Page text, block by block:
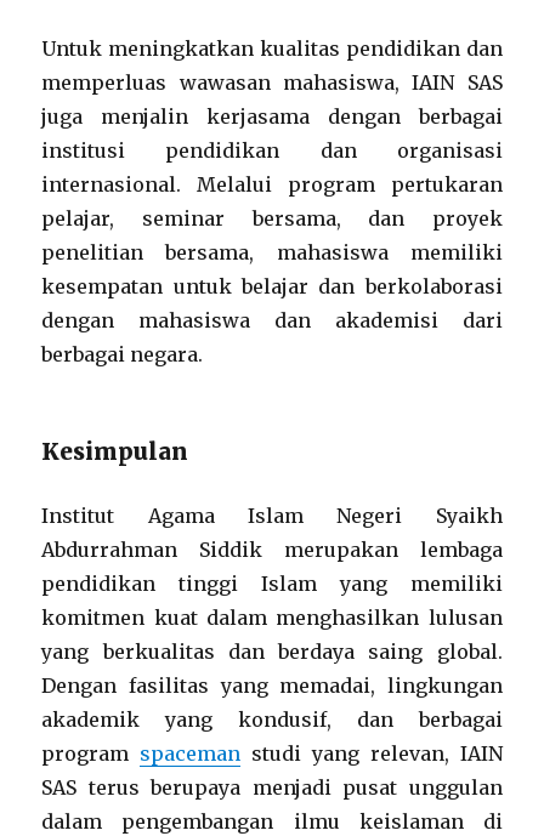
Untuk meningkatkan kualitas pendidikan dan
memperluas wawasan mahasiswa, IAIN SAS
juga menjalin kerjasama dengan berbagai
institusi pendidikan dan organisasi
internasional. Melalui program pertukaran
pelajar, seminar bersama, dan proyek
penelitian bersama, mahasiswa memiliki
kesempatan untuk belajar dan berkolaborasi
dengan mahasiswa dan akademisi dari
berbagai negara.
Kesimpulan
Institut Agama Islam Negeri Syaikh
Abdurrahman Siddik merupakan lembaga
pendidikan tinggi Islam yang memiliki
komitmen kuat dalam menghasilkan lulusan
yang berkualitas dan berdaya saing global.
Dengan fasilitas yang memadai, lingkungan
akademik yang kondusif, dan berbagai
program spaceman studi yang relevan, IAIN
SAS terus berupaya menjadi pusat unggulan
dalam pengembangan ilmu keislaman di